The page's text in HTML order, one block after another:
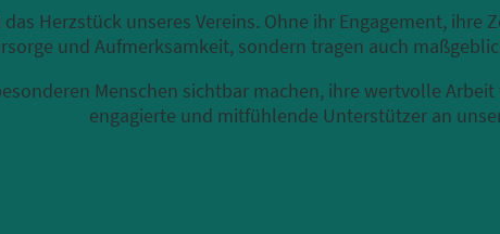
Herzstück unseres Vereins. Ohne ihr Engagement,
und Aufmerksamkeit, sondern tragen auch
Menschen sichtbar machen, ihre wertvolle
engagierte und mitfühlende Unterstützer an